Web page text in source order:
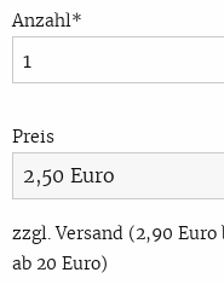
Anzahl*
Preis
zzgl. Versand (2,90
ab 20 Euro)